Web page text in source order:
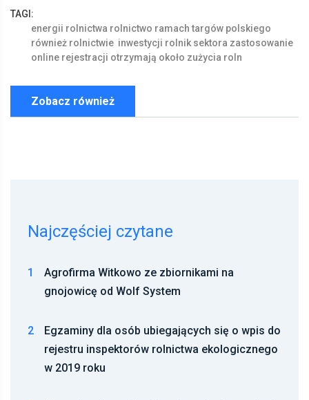
TAGI:
energii rolnictwa rolnictwo ramach targów polskiego
również rolnictwie inwestycji rolnik sektora zastosowanie
online rejestracji otrzymają około zużycia roln
Zobacz również
Najczęściej czytane
1
Agrofirma Witkowo ze zbiornikami na
gnojowicę od Wolf System
2
Egzaminy dla osób ubiegających się o wpis do
rejestru inspektorów rolnictwa ekologicznego
w 2019 roku